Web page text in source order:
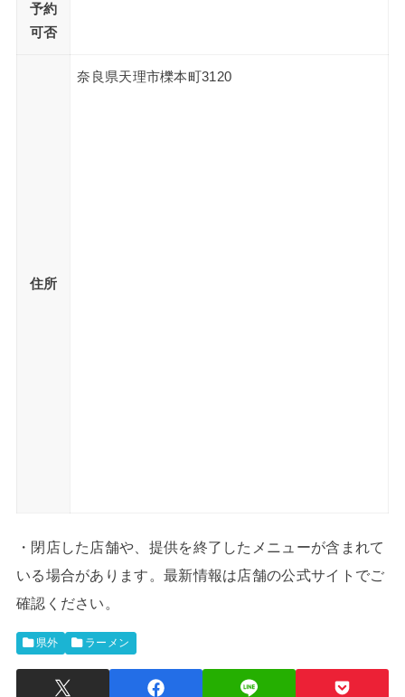
予約
可否
住所
奈良県天理市櫟本町3120
・閉店した店舗や、提供を終了したメニューが含まれて
いる場合があります。最新情報は店舗の公式サイトでご
確認ください。
県外 ラーメン